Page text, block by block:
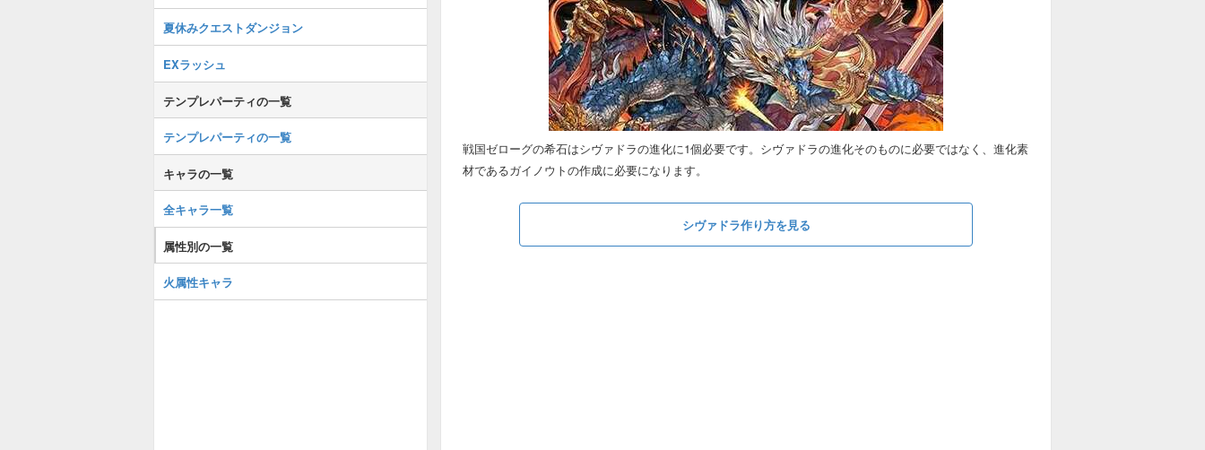
戦国ゼローグの希石はシヴァドラの進化に1個必要です。シヴァドラの進化そのものに必要ではなく、進化素
材であるガイノウトの作成に必要になります。
シヴァドラ作り方を見る
夏休みクエストダンジョン
EXラッシュ
テンプレパーティの一覧
テンプレパーティの一覧
キャラの一覧
全キャラ一覧
属性別の一覧
火属性キャラ